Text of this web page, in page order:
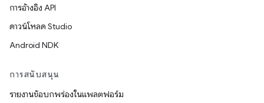
การอ้างอิง API
ดาวน์โหลด Studio
Android NDK
การสนับสนุน
รายงานข้อบกพร่องในแพลตฟอร์ม